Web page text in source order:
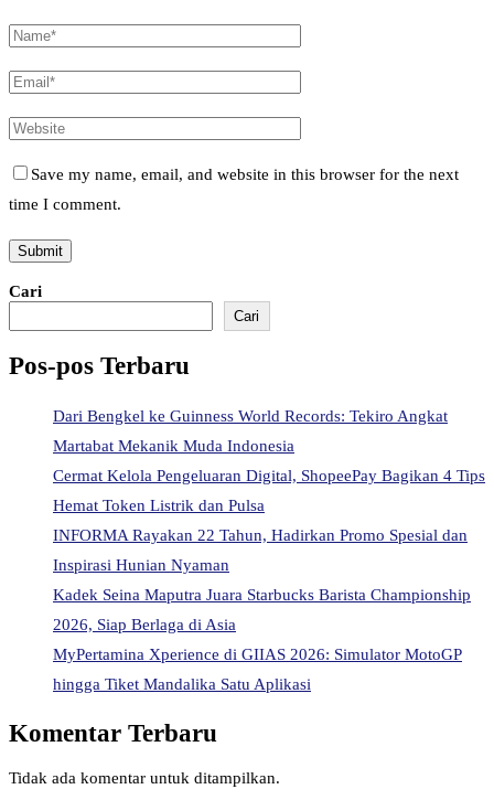
Save my name, email, and website in this browser for the next
time I comment.
Cari
Cari
Pos-pos Terbaru
Dari Bengkel ke Guinness World Records: Tekiro Angkat
Martabat Mekanik Muda Indonesia
Cermat Kelola Pengeluaran Digital, ShopeePay Bagikan 4 Tips
Hemat Token Listrik dan Pulsa
INFORMA Rayakan 22 Tahun, Hadirkan Promo Spesial dan
Inspirasi Hunian Nyaman
Kadek Seina Maputra Juara Starbucks Barista Championship
2026, Siap Berlaga di Asia
MyPertamina Xperience di GIIAS 2026: Simulator MotoGP
hingga Tiket Mandalika Satu Aplikasi
Komentar Terbaru
Tidak ada komentar untuk ditampilkan.